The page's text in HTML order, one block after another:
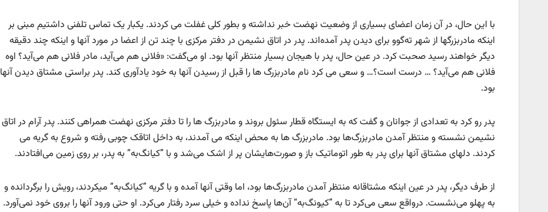
با این حال، در آن زمان اعضای بسیاری از وضعیت نهضت خبر نداشته و بطور کلی غفلت می کردند. یکبار یک تماس تلفنی داشتیم مبنی بر
اینکه مادربزرگها از شهر ته‌گوو برای دیدن پدر آمده‌اند. پدر در اتاق نشیمن در دفتر مرکزی با چند تن از اعضا در مورد آنها و اینکه چند دقیقه
دیگر خواهند رسید صحبت کرد. در عین حال، پدر با هیجان بسیار منتظر آنها بود. او می‌گفت: «فلانی هم می‌آید، مادر فلانی هم می‌آید؟ اوه
فلانی هم می‌آید؟ … درست است؟… و سعی می کرد نام مادربزرگ ها را قبل از رسیدن آنها به خود یادآوری کند. پدر براستی مشتاق دیدن آنها
بود.
پدر رو کرد به تعدادی از جوانان و گفت که به ایستگاه قطار سئول بروند و مادربزرگ ها را تا دفتر مرکزی نهضت همراهی کنند. پدر آرام در اتاق
نشیمن نشسته و منتظر آمدن مادربزرگ‌ها بود. مادربزرگ ها به محض اینکه می آمدند، به داخل اتاقک چوبی رفته و شروع به گریه می
کردند. دلهای مشتاق آنها برای پدر به طور اتوماتیک باز و صورت‌هایشان پر از اشک می‌شد و با ”کیانگ‌به“ به پدر، بر روی زمین می‌افتادند.
از طرف دیگر، پدر در عین اینکه مشتاقانه منتظر آمدن مادربزرگ‌ها بود، اما وقتی آنها آمده و با گریه ”کیانگ‌به“ میکردند، رویش را برگردانده و
به پهلو می‌نشست. درواقع سعی می‌کرد تا به ”کیونگ‌به“ آن‌ها پاسخ نداده و خیلی سرد رفتار می‌کرد. او حتی ورود آنها را بروی خود نمی‌آورد.